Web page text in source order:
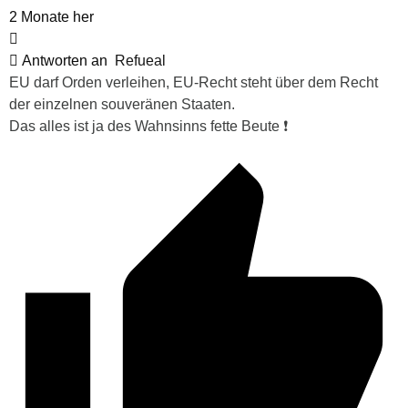
2 Monate her
Antworten an
Refueal
EU darf Orden verleihen, EU-Recht steht über dem Recht
der einzelnen souveränen Staaten.
Das alles ist ja des Wahnsinns fette Beute ❗